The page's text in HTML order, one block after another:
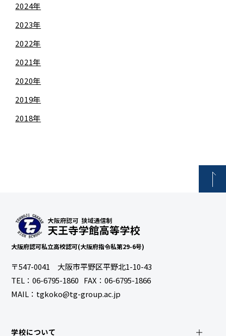
2024年
2023年
2022年
2021年
2020年
2019年
2018年
大阪府認可私立高校認可(大阪府指令私第29-6号)
〒547-0041 大阪市平野区平野北1-10-43
TEL：06-6795-1860 FAX：06-6795-1866
MAIL：tgkoko@tg-group.ac.jp
学校について